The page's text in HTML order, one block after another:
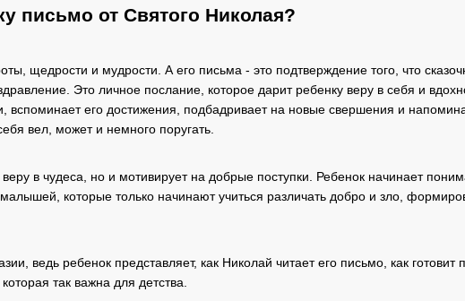
письмо от Святого Николая?
щедрости и мудрости. А его письма - это подтверждение того, что
Это личное послание, которое дарит ребенку веру в себя и
его достижения, подбадривает на новые свершения и
вел, может и немного поругать.
в чудеса, но и мотивирует на добрые поступки. Ребенок начинает
которые только начинают учиться различать добро и зло,
ведь ребенок представляет, как Николай читает его письмо, как готовит
так важна для детства.